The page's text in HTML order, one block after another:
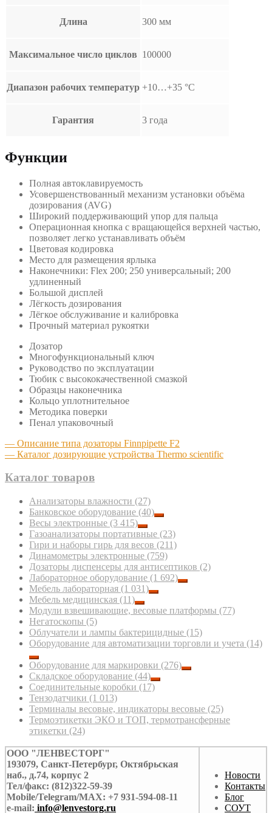
Длина 300 мм
Максимальное число циклов 100000
Диапазон рабочих температур +10…+35 °С
Гарантия 3 года
Функции
Полная автоклавируемость
Усовершенствованный механизм установки объёма
дозирования (AVG)
Широкий поддерживающий упор для пальца
Операционная кнопка с вращающейся верхней частью,
позволяет легко устанавливать объём
Цветовая кодировка
Место для размещения ярлыка
Наконечники: Flex 200; 250 универсальный; 200
удлиненный
Большой дисплей
Лёгкость дозирования
Лёгкое обслуживание и калибровка
Прочный материал рукоятки
Дозатор
Многофункциональный ключ
Руководство по эксплуатации
Тюбик с высококачественной смазкой
Образцы наконечника
Кольцо уплотнительное
Методика поверки
Пенал упаковочный
— Описание типа дозаторы Finnpipette F2
— Каталог дозирующие устройства Thermo scientific
Каталог товаров
Анализаторы влажности (27)
Банковское оборудование (40)
Весы электронные (3 415)
Газоанализаторы портативные (23)
Гири и наборы гирь для весов (211)
Динамометры электронные (759)
Дозаторы диспенсеры для антисептиков (2)
Лабораторное оборудование (1 692)
Мебель лабораторная (1 031)
Мебель медицинская (11)
Модули взвешивающие, весовые платформы (77)
Негатоскопы (5)
Облучатели и лампы бактерицидные (15)
Оборудование для автоматизации торговли и учета (14)
Оборудование для маркировки (276)
Складское оборудование (44)
Соединительные коробки (17)
Тензодатчики (1 013)
Терминалы весовые, индикаторы весовые (25)
Термоэтикетки ЭКО и ТОП, термотрансферные
этикетки (24)
ООО "ЛЕНВЕСТОРГ"
193079, Санкт-Петербург, Октябрьская
наб., д.74, корпус 2
Тел/факс: (812)322-59-39
Mobile/Telegram/MAX: +7 931-594-08-11
e-mail: info@lenvestorg.ru
Новости
Контакты
Блог
СОУТ